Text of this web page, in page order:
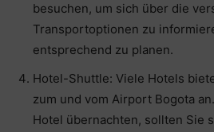
besuchen, um sich über die
Transportoptionen zu
entsprechend zu planen.
Hotel-Shuttle: Viele Hotels
zum und vom Airport Bogota
Hotel übernachten, sollten Sie